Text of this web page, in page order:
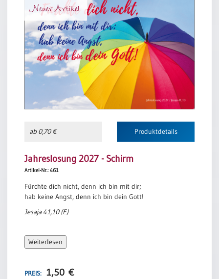
Neuer Artikel
ab 0,70 € Produktdetails
Jahreslosung 2027 - Schirm
Artikel-Nr.: 461
Fürchte dich nicht, denn ich bin mit dir;
hab keine Angst, denn ich bin dein Gott!
Jesaja 41,10 (E)
Weiterlesen
PREIS: 1,50 €